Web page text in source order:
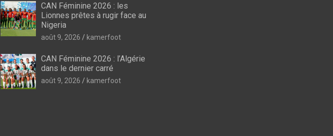
FIFA / CAF
Compétitions CAF :
Colombe et Panthère sont
fixés sur leurs
adversaires
août 9, 2026 kamerfoot
CAN Féminine 2026 : les
Lionnes prêtes à rugir face au
Nigeria
août 9, 2026 kamerfoot
CAN Féminine 2026 : l’Algérie
dans le dernier carré
août 9, 2026 kamerfoot